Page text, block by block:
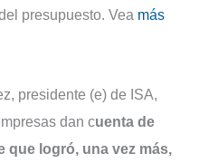
presupuesto. Vea más
presidente (e) de ISA,
dan cuenta de
que logró, una vez más,